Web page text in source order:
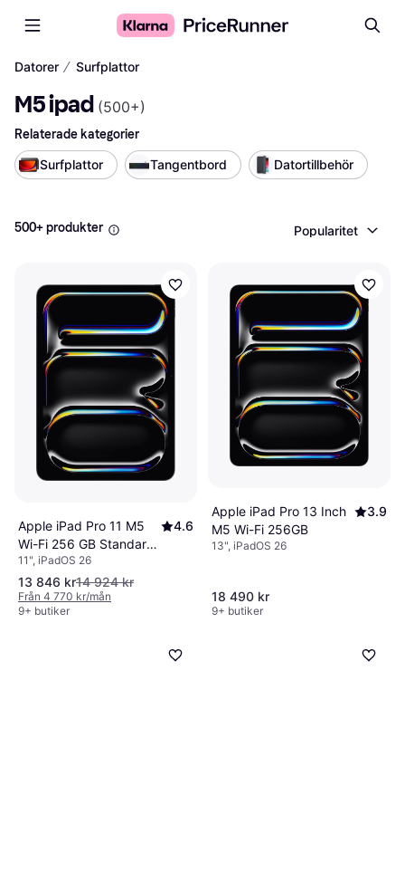
Datorer ∕ Surfplattor
M5 ipad (500+)
Relaterade kategorier
Surfplattor
Tangentbord Datortillbehör
500+ produkter Popularitet
Apple iPad Pro 11 M5
Wi-Fi 256 GB Standard
Glass
4.6
11", iPadOS 26
13 846 kr14 924 kr
Från 4 770 kr/mån
9+ butiker
Apple iPad Pro 13 Inch
M5 Wi-Fi 256GB
3.9
13", iPadOS 26
18 490 kr
9+ butiker